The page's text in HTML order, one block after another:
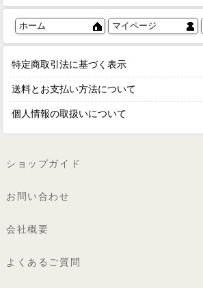
ホーム マイページ
特定商取引法に基づく表示
送料とお支払い方法について
個人情報の取扱いについて
ショップガイド
お問い合わせ
会社概要
よくあるご質問